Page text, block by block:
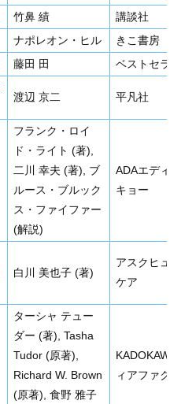
竹鼻 績
講談社
ナポレオン・ヒル
きこ書房
藤田 田
ベストセラ
渡辺 京二 平凡社
フランク・ロイ
ド・ライト (著),
二川 幸夫 (著), ブ
ルース・ブルック
ス・ファイファー
(解説)
ADAエディ
キョー
白川 美也子 (著)
アスクヒュ
ケア
ターシャ テュー
ダー (著), Tasha
Tudor (原著),
Richard W. Brown
(原著), 食野 雅子
ィアファク